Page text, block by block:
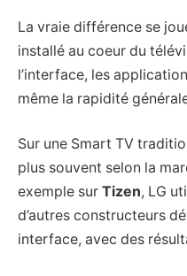
La vraie différence se
installé au coeur du
l’interface, les
même la rapidité
Sur une Smart TV
plus souvent selon la
exemple sur Tizen, LG
d’autres constructeurs
interface, avec des